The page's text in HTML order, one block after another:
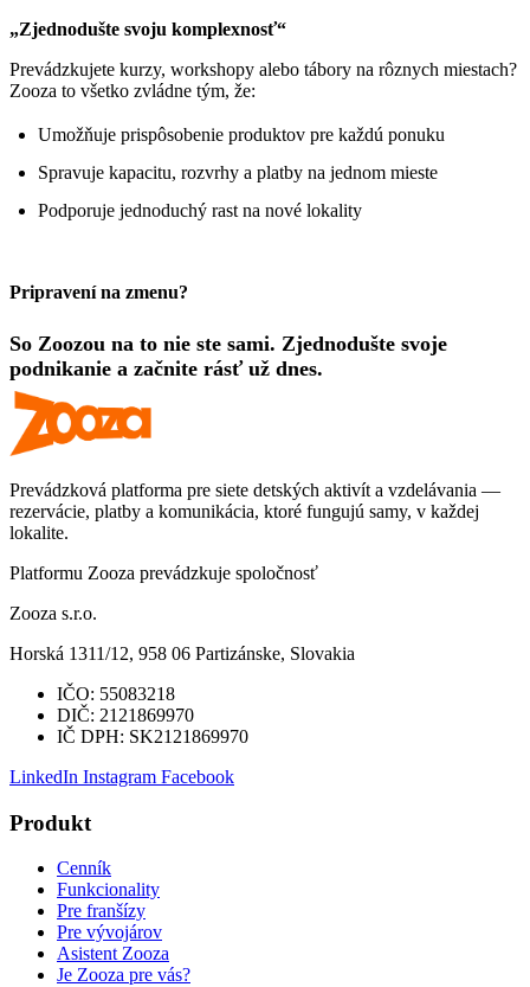
„Zjednodušte svoju komplexnosť“
Prevádzkujete kurzy, workshopy alebo tábory na rôznych miestach?
Zooza to všetko zvládne tým, že:
Umožňuje prispôsobenie produktov pre každú ponuku
Spravuje kapacitu, rozvrhy a platby na jednom mieste
Podporuje jednoduchý rast na nové lokality
Pripravení na zmenu?
So Zoozou na to nie ste sami. Zjednodušte svoje
podnikanie a začnite rásť už dnes.
Prevádzková platforma pre siete detských aktivít a vzdelávania —
rezervácie, platby a komunikácia, ktoré fungujú samy, v každej
lokalite.
Platformu Zooza prevádzkuje spoločnosť
Zooza s.r.o.
Horská 1311/12, 958 06 Partizánske, Slovakia
IČO: 55083218
DIČ: 2121869970
IČ DPH: SK2121869970
LinkedIn Instagram Facebook
Produkt
Cenník
Funkcionality
Pre franšízy
Pre vývojárov
Asistent Zooza
Je Zooza pre vás?